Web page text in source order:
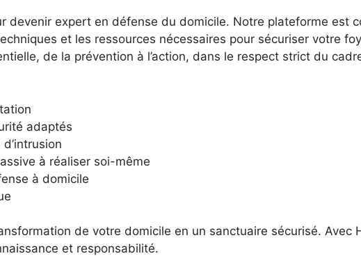
devenir expert en défense du domicile. Notre plateforme est
et les ressources nécessaires pour sécuriser votre
de la prévention à l’action, dans le respect strict du
adaptés
à réaliser soi-même
à domicile
de votre domicile en un sanctuaire sécurisé. Avec
et responsabilité.